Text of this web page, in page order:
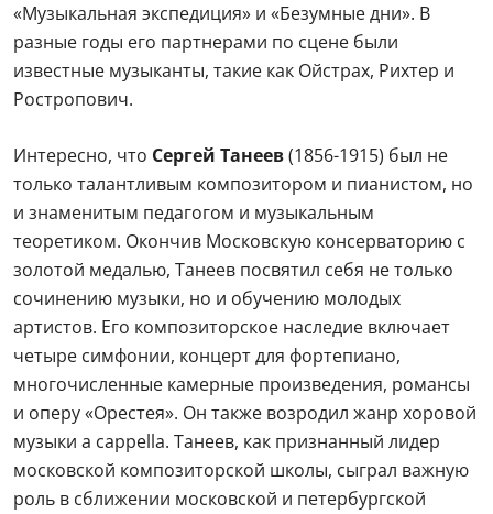
«Музыкальная экспедиция» и «Безумные дни». В
разные годы его партнерами по сцене были
известные музыканты, такие как Ойстрах, Рихтер и
Ростропович.
Интересно, что Сергей Танеев(1856-1915) был не
только талантливым композитором и пианистом, но
и знаменитым педагогом и музыкальным
теоретиком. Окончив Московскую консерваторию с
золотой медалью, Танеев посвятил себя не только
сочинению музыки, но и обучению молодых
артистов. Его композиторское наследие включает
четыре симфонии, концерт для фортепиано,
многочисленные камерные произведения, романсы
и оперу «Орестея». Он также возродил жанр хоровой
музыки a cappella. Танеев, как признанный лидер
московской композиторской школы, сыграл важную
роль в сближении московской и петербургской